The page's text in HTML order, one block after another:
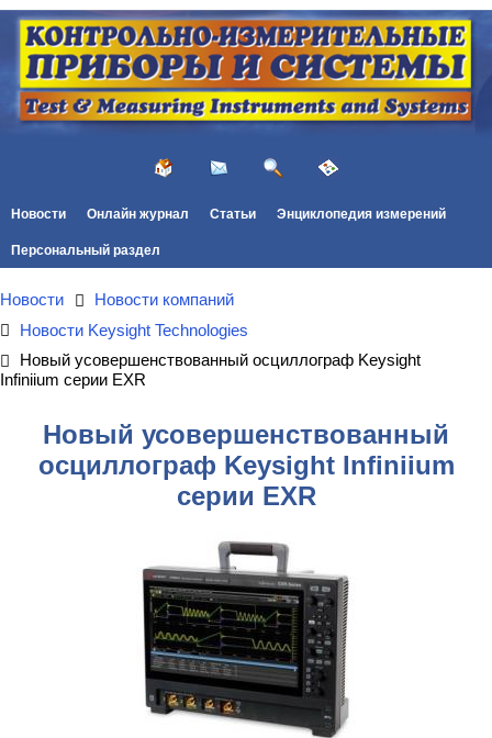
Новости Онлайн журнал Статьи Энциклопедия измерений
Персональный раздел
Новости
Новости компаний
Новости Keysight Technologies
Новый усовершенствованный осциллограф Keysight
Infiniium серии EXR
Новый усовершенствованный
осциллограф Keysight Infiniium
серии EXR